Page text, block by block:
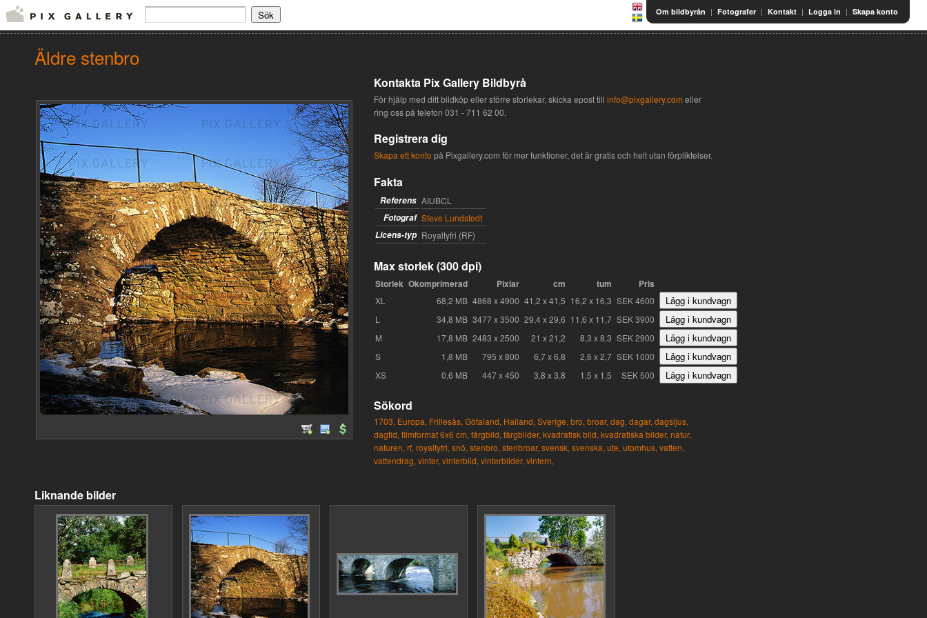
Om bildbyrån | Fotografer | Kontakt | Logga in | Skapa konto
Äldre stenbro
Kontakta Pix Gallery Bildbyrå
För hjälp med ditt bildköp eller större storlekar, skicka epost till info@pixgallery.com eller
ring oss på telefon 031 - 711 62 00.
Registrera dig
Skapa ett konto på Pixgallery.com för mer funktioner, det är gratis och helt utan förpliktelser.
Fakta
Referens AIUBCL
Fotograf Steve Lundstedt
Licens-typ Royaltyfri (RF)
Max storlek (300 dpi)
Storlek Okomprimerad Pixlar cm tum Pris
XL 68,2 MB 4868 x 4900 41,2 x 41,5 16,2 x 16,3 SEK 4600
L
34,8 MB 3477 x 3500 29,4 x 29,6 11,6 x 11,7 SEK 3900
M
17,8 MB 2483 x 2500 21 x 21,2 8,3 x 8,3 SEK 2900
S
1,8 MB 795 x 800 6,7 x 6,8 2,6 x 2,7 SEK 1000
XS
0,6 MB 447 x 450 3,8 x 3,8 1,5 x 1,5 SEK 500
Sökord
1703, Europa, Frillesås, Götaland, Halland, Sverige, bro, broar, dag, dagar, dagsljus,
dagtid, filmformat 6x6 cm, färgbild, färgbilder, kvadratisk bild, kvadratiska bilder, natur,
naturen, rf, royaltyfri, snö, stenbro, stenbroar, svensk, svenska, ute, utomhus, vatten,
vattendrag, vinter, vinterbild, vinterbilder, vintern,
Liknande bilder